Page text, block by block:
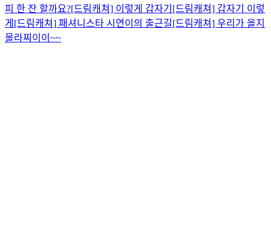
피 한 잔 할까요?[드림캐쳐] 이렇게 갑자기 [드림캐쳐] 갑자기 이렇
게 [드림캐쳐] 패셔니스타 시연이의 출근길[드림캐쳐] 우리가 올지
몰라찌이이~~